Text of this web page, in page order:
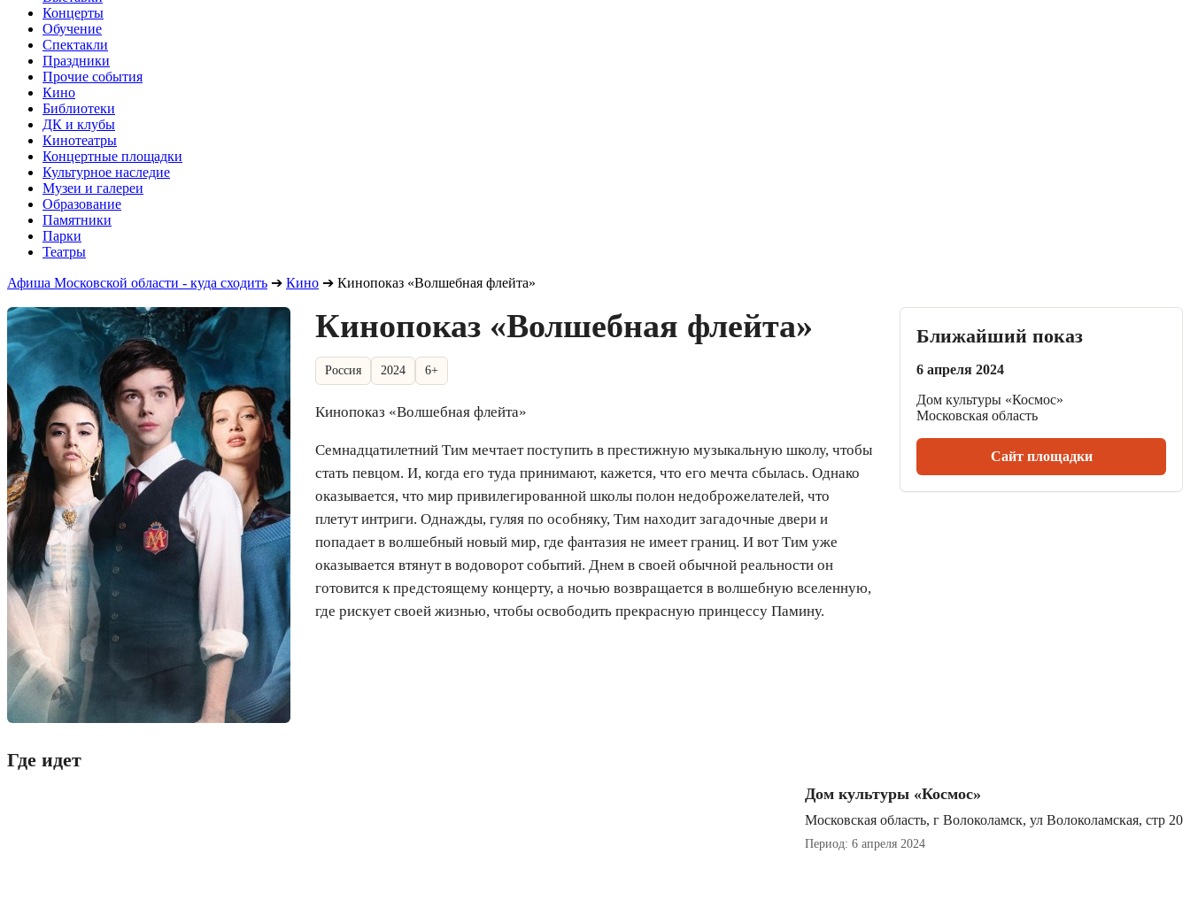
Концерты
Обучение
Спектакли
Праздники
Прочие события
Кино
Библиотеки
ДК и клубы
Кинотеатры
Концертные площадки
Культурное наследие
Музеи и галереи
Образование
Памятники
Парки
Театры
Афиша Московской области - куда сходить ➔ Кино ➔ Кинопоказ «Волшебная флейта»
Кинопоказ «Волшебная флейта»
Россия 2024 6+
Кинопоказ «Волшебная флейта»
Семнадцатилетний Тим мечтает поступить в престижную музыкальную школу, чтобы
стать певцом. И, когда его туда принимают, кажется, что его мечта сбылась. Однако
оказывается, что мир привилегированной школы полон недоброжелателей, что
плетут интриги. Однажды, гуляя по особняку, Тим находит загадочные двери и
попадает в волшебный новый мир, где фантазия не имеет границ. И вот Тим уже
оказывается втянут в водоворот событий. Днем в своей обычной реальности он
готовится к предстоящему концерту, а ночью возвращается в волшебную вселенную,
где рискует своей жизнью, чтобы освободить прекрасную принцессу Памину.
Ближайший показ
6 апреля 2024
Дом культуры «Космос»
Московская область
Сайт площадки
Где идет
Дом культуры «Космос»
Московская область, г Волоколамск, ул Волоколамская, стр 20
Период: 6 апреля 2024